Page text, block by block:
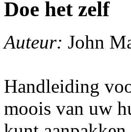
Doe het zelf
Auteur: John
Handleiding
moois van uw